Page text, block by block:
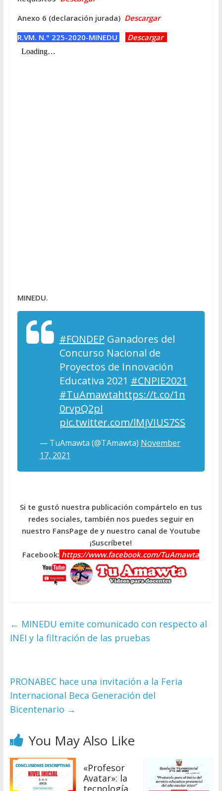
Anexo 6 (declaración jurada) Descargar
R.VM. N.° 225-2020-MINEDU
Descargar
MINEDU.
#FONDEP Ganadores del
Concurso Nacional de
Proyectos de Innovación
Educativa 2021 #CNPIE2021
#TuAmawtahttps://t.co/1n
0rvpQ2pI
pic.twitter.com/lMjVIUS7SS
— TuAmawta (@TAmawta) November
17, 2021
Si te gustó nuestra publicación compártelo en tus
redes sociales, también nos puedes seguir en
nuestro FansPage de y nuestro canal de Youtube
¡Suscríbete!
Facebook: https://www.facebook.com/TuAmawta
← MINEDU emite comunicado con respecto al
INEI y la filtración de las pruebas
PRONABEC hace una invitación a la Feria
Internacional Beca Generación del
Bicentenario →
You May Also Like
«Profesor
Avatar»: la